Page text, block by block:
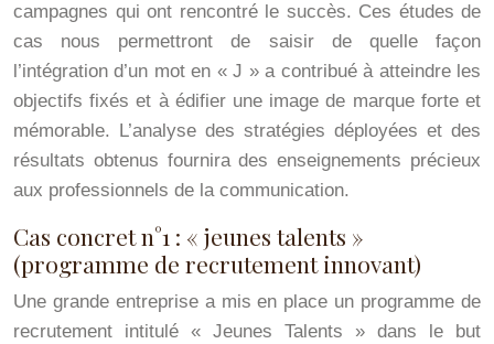
campagnes qui ont rencontré le succès. Ces études de
cas nous permettront de saisir de quelle façon
l’intégration d’un mot en « J » a contribué à atteindre les
objectifs fixés et à édifier une image de marque forte et
mémorable. L’analyse des stratégies déployées et des
résultats obtenus fournira des enseignements précieux
aux professionnels de la communication.
Cas concret n°1 : « jeunes talents »
(programme de recrutement innovant)
Une grande entreprise a mis en place un programme de
recrutement intitulé « Jeunes Talents » dans le but